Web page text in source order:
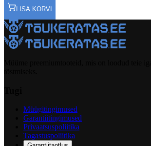
LISA KORVI
Müügitingimused
Garantiitingimused
Privaatsuspoliitika
Tagastuspoliitika